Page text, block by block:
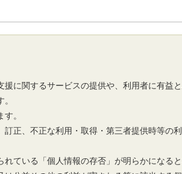
に関するサービスの提供や、利用者に有益
。
正、不正な利用・取得・第三者提供時等の
ている「個人情報の存否」が明らかになる